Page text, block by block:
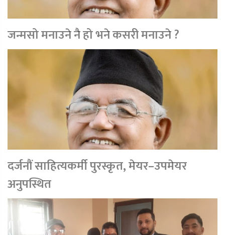
जन्मसो मनाउने नै हो भने कसरी मनाउने ?
दर्जनौं साहित्यकर्मी पुरस्कृत, मेयर–उपमेयर
अनुपस्थित